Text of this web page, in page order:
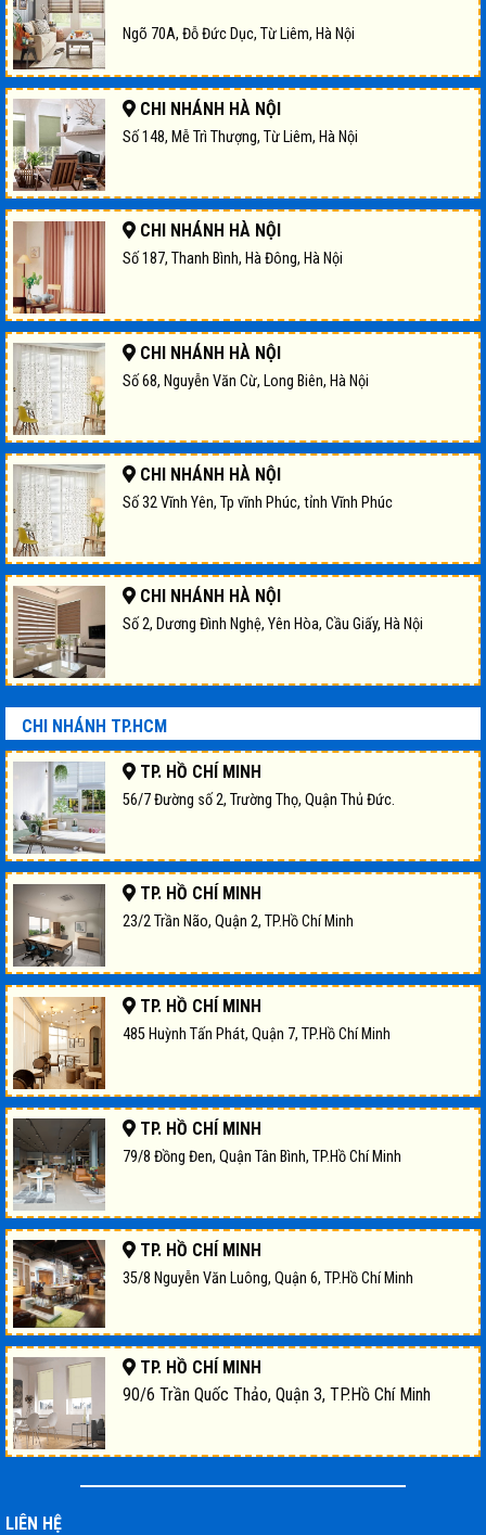
Ngõ 70A, Đỗ Đức Dục, Từ Liêm, Hà Nội
CHI NHÁNH HÀ NỘI
Số 148, Mễ Trì Thượng, Từ Liêm, Hà Nội
CHI NHÁNH HÀ NỘI
Số 187, Thanh Bình, Hà Đông, Hà Nội
CHI NHÁNH HÀ NỘI
Số 68, Nguyễn Văn Cừ, Long Biên, Hà Nội
CHI NHÁNH HÀ NỘI
Số 32 Vĩnh Yên, Tp vĩnh Phúc, tỉnh Vĩnh Phúc
CHI NHÁNH HÀ NỘI
Số 2, Dương Đình Nghệ, Yên Hòa, Cầu Giấy, Hà Nội
CHI NHÁNH TP.HCM
TP. HỒ CHÍ MINH
56/7 Đường số 2, Trường Thọ, Quận Thủ Đức.
TP. HỒ CHÍ MINH
23/2 Trần Não, Quận 2, TP.Hồ Chí Minh
TP. HỒ CHÍ MINH
485 Huỳnh Tấn Phát, Quận 7, TP.Hồ Chí Minh
TP. HỒ CHÍ MINH
79/8 Đồng Đen, Quận Tân Bình, TP.Hồ Chí Minh
TP. HỒ CHÍ MINH
35/8 Nguyễn Văn Luông, Quận 6, TP.Hồ Chí Minh
TP. HỒ CHÍ MINH
90/6 Trần Quốc Thảo, Quận 3, TP.Hồ Chí Minh
LIÊN HỆ